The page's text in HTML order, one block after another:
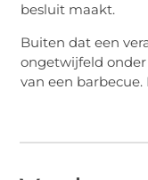
besluit maakt.
Buiten dat een
ongetwijfeld
van een barbecue.